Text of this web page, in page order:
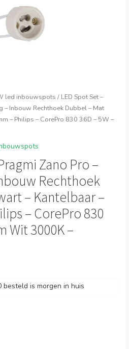
led inbouwspots / LED Spot Set –
– Inbouw Rechthoek Dubbel – Mat
– Philips – CorePro 830 36D – 5W –
Zano Pro –
Rechthoek
– Kantelbaar –
– CorePro 830
Wit 3000K –
is morgen in huis